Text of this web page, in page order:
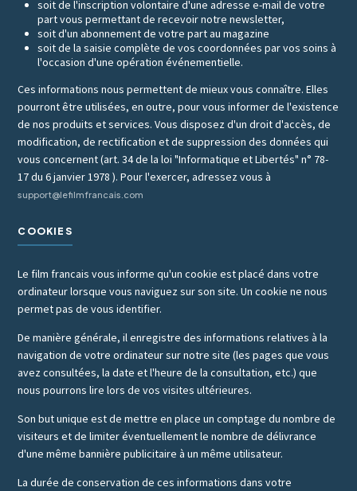
soit de l'inscription volontaire d'une adresse e-mail de votre
part vous permettant de recevoir notre newsletter,
soit d'un abonnement de votre part au magazine
soit de la saisie complète de vos coordonnées par vos soins à
l'occasion d'une opération événementielle.
Ces informations nous permettent de mieux vous connaître. Elles
pourront être utilisées, en outre, pour vous informer de l'existence
de nos produits et services. Vous disposez d'un droit d'accès, de
modification, de rectification et de suppression des données qui
vous concernent (art. 34 de la loi "Informatique et Libertés" n° 78-
17 du 6 janvier 1978 ). Pour l'exercer, adressez vous à
support@lefilmfrancais.com
COOKIES
Le film francais vous informe qu'un cookie est placé dans votre
ordinateur lorsque vous naviguez sur son site. Un cookie ne nous
permet pas de vous identifier.
De manière générale, il enregistre des informations relatives à la
navigation de votre ordinateur sur notre site (les pages que vous
avez consultées, la date et l'heure de la consultation, etc.) que
nous pourrons lire lors de vos visites ultérieures.
Son but unique est de mettre en place un comptage du nombre de
visiteurs et de limiter éventuellement le nombre de délivrance
d'une même bannière publicitaire à un même utilisateur.
La durée de conservation de ces informations dans votre